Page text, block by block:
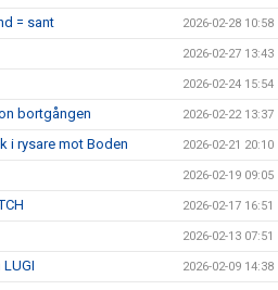
= sant 2026-02-28 10:58
2026-02-27 13:43
2026-02-24 15:54
bortgången 2026-02-22 13:37
i rysare mot Boden 2026-02-21 20:10
2026-02-19 09:05
2026-02-17 16:51
2026-02-13 07:51
2026-02-09 14:38